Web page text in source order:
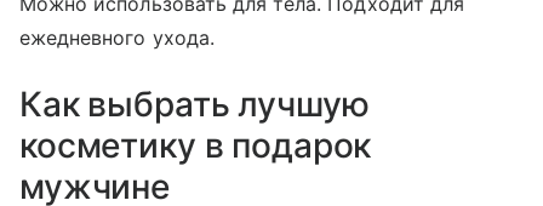
ежедневного ухода.
Как выбрать лучшую
косметику в подарок
мужчине